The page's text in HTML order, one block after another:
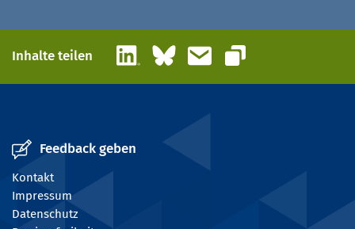
Inhalte teilen LinkedInBlueskyE-Mail
Link kopieren
Feedback geben
Kontakt
Impressum
Datenschutz